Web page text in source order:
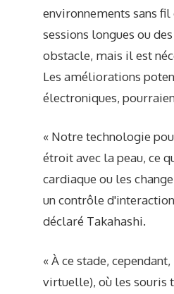
environnements sans
sessions longues ou
obstacle, mais il est
Les améliorations
électroniques,
« Notre technologie
étroit avec la peau, ce
cardiaque ou les
un contrôle
déclaré Takahashi.
« À ce stade,
virtuelle), où les souris